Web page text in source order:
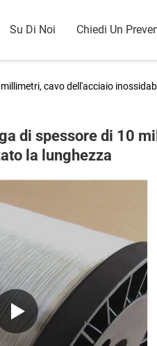
Su Di Noi Chiedi Un
cavo dell'acciaio
di spessore di 10
la lunghezza